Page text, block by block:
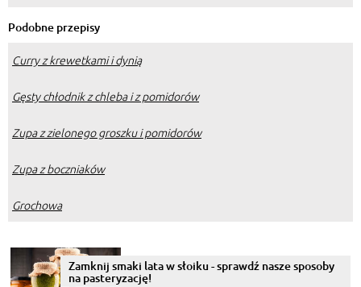
Podobne przepisy
Curry z krewetkami i dynią
Gęsty chłodnik z chleba i z pomidorów
Zupa z zielonego groszku i pomidorów
Zupa z boczniaków
Grochowa
Zamknij smaki lata w słoiku - sprawdź nasze sposoby
na pasteryzację!